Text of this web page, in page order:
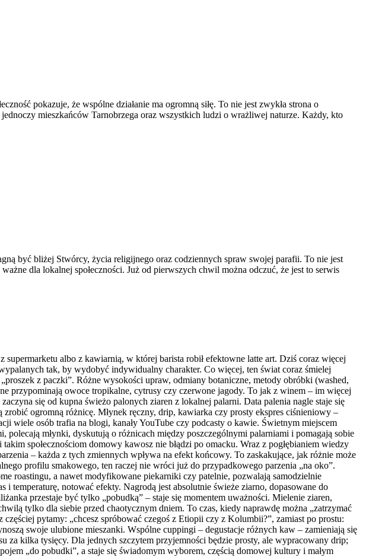
pokazuje, że wspólne działanie ma ogromną siłę. To nie jest zwykła strona o
mieszkańców Tarnobrzega oraz wszystkich ludzi o wrażliwej naturze. Każdy, kto
być bliżej Stwórcy, życia religijnego oraz codziennych spraw swojej parafii. To nie jest
dla lokalnej społeczności. Już od pierwszych chwil można odczuć, że jest to serwis
supermarketu albo z kawiarnią, w której barista robił efektowne latte art. Dziś coraz więcej
tak, by wydobyć indywidualny charakter. Co więcej, ten świat coraz śmielej
z paczki”. Różne wysokości upraw, odmiany botaniczne, metody obróbki (washed,
przypominają owoce tropikalne, cytrusy czy czerwone jagody. To jak z winem – im więcej
się od kupna świeżo palonych ziaren z lokalnej palarni. Data palenia nagle staje się
ogromną różnicę. Młynek ręczny, drip, kawiarka czy prosty ekspres ciśnieniowy –
wiele osób trafia na blogi, kanały YouTube czy podcasty o kawie. Świetnym miejscem
polecają młynki, dyskutują o różnicach między poszczególnymi palarniami i pomagają sobie
społecznościom domowy kawosz nie błądzi po omacku. Wraz z pogłębianiem wiedzy
– każda z tych zmiennych wpływa na efekt końcowy. To zaskakujące, jak różnie może
profilu smakowego, ten raczej nie wróci już do przypadkowego parzenia „na oko”.
roastingu, a nawet modyfikowane piekarniki czy patelnie, pozwalają samodzielnie
temperaturę, notować efekty. Nagrodą jest absolutnie świeże ziarno, dopasowane do
przestaje być tylko „pobudką” – staje się momentem uważności. Mielenie ziaren,
tylko dla siebie przed chaotycznym dniem. To czas, kiedy naprawdę można „zatrzymać
pytamy: „chcesz spróbować czegoś z Etiopii czy z Kolumbii?”, zamiast po prostu:
swoje ulubione mieszanki. Wspólne cuppingi – degustacje różnych kaw – zamieniają się
za kilka tysięcy. Dla jednych szczytem przyjemności będzie prosty, ale wypracowany drip;
„do pobudki”, a staje się świadomym wyborem, częścią domowej kultury i małym